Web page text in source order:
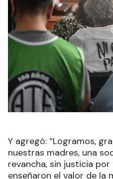
Y agregó: “Logramos,
nuestras madres, una
revancha, sin justicia
enseñaron el valor de la